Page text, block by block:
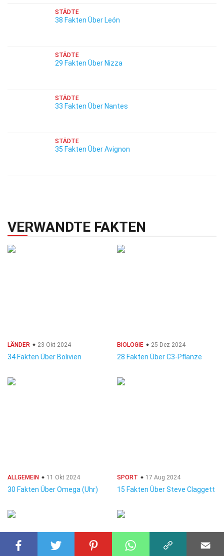
STÄDTE
38 Fakten Über León
STÄDTE
29 Fakten Über Nizza
STÄDTE
33 Fakten Über Nantes
STÄDTE
35 Fakten Über Avignon
VERWANDTE FAKTEN
LÄNDER 23 Okt 2024
34 Fakten Über Bolivien
BIOLOGIE 25 Dez 2024
28 Fakten Über C3-Pflanze
ALLGEMEIN 11 Okt 2024
30 Fakten Über Omega (Uhr)
SPORT 17 Aug 2024
15 Fakten Über Steve Claggett